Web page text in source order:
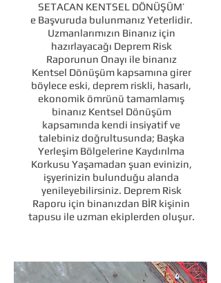
SETACAN KENTSEL DÖNÜŞÜM’
e Başvuruda bulunmanız Yeterlidir.
Uzmanlarımızın Binanız için
hazırlayacağı Deprem Risk
Raporunun Onayı ile binanız
Kentsel Dönüşüm kapsamına girer
böylece eski, deprem riskli, hasarlı,
ekonomik ömrünü tamamlamış
binanız Kentsel Dönüşüm
kapsamında kendi insiyatif ve
talebiniz doğrultusunda; Başka
Yerleşim Bölgelerine Kaydırılma
Korkusu Yaşamadan şuan evinizin,
işyerinizin bulunduğu alanda
yenileyebilirsiniz. Deprem Risk
Raporu için binanızdan BİR kişinin
tapusu ile uzman ekiplerden oluşur.